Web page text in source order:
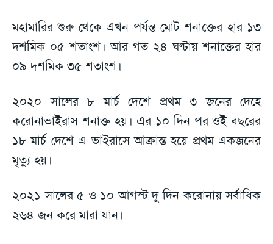
মহামারির শুরু থেকে এখন পর্যন্ত মোট শনাক্তের হার ১৩
দশমিক ০৫ শতাংশ। আর গত ২৪ ঘণ্টায় শনাক্তের হার
০৯ দশমিক ৩৫ শতাংশ।
২০২০ সালের ৮ মার্চ দেশে প্রথম ৩ জনের দেহে
করোনাভাইরাস শনাক্ত হয়। এর ১০ দিন পর ওই বছরের
১৮ মার্চ দেশে এ ভাইরাসে আক্রান্ত হয়ে প্রথম একজনের
মৃত্যু হয়।
২০২১ সালের ৫ ও ১০ আগস্ট দু-দিন করোনায় সর্বাধিক
২৬৪ জন করে মারা যান।